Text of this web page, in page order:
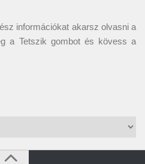
információkat akarsz olvasni a
a Tetszik gombot és kövess a